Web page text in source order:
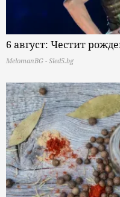
6 август: Честит
MelomanBG - Sled5.bg